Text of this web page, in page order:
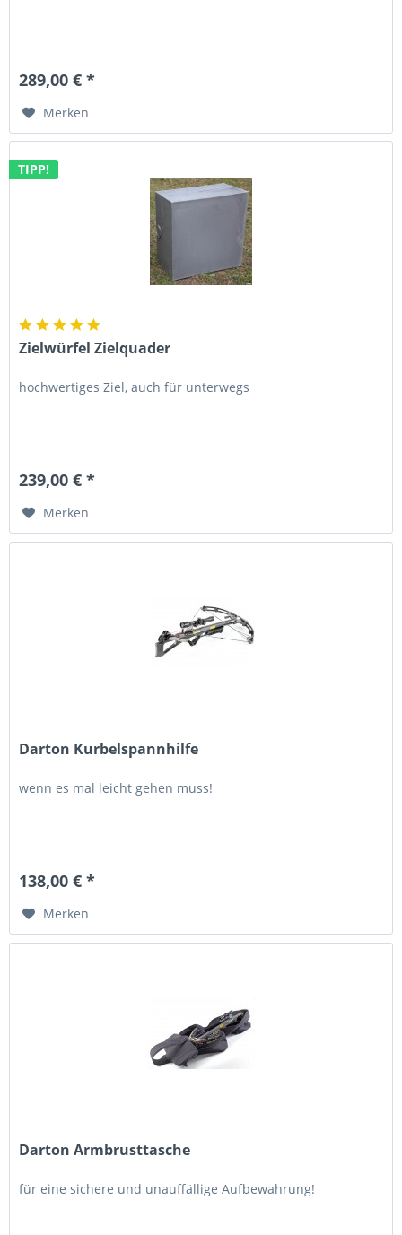
289,00 € *
Merken
TIPP!
Zielwürfel Zielquader
hochwertiges Ziel, auch für unterwegs
239,00 € *
Merken
Darton Kurbelspannhilfe
wenn es mal leicht gehen muss!
138,00 € *
Merken
Darton Armbrusttasche
für eine sichere und unauffällige Aufbewahrung!